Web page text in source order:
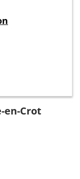
en-Crot